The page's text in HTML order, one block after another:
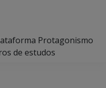
Protagonismo
de estudos